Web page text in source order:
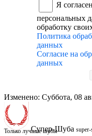
Я
персональных
обработку
Политика
данных
Согласие на
данных
Изменено: Суббота, 08
Супер-Шуба
Только лучшие шубы